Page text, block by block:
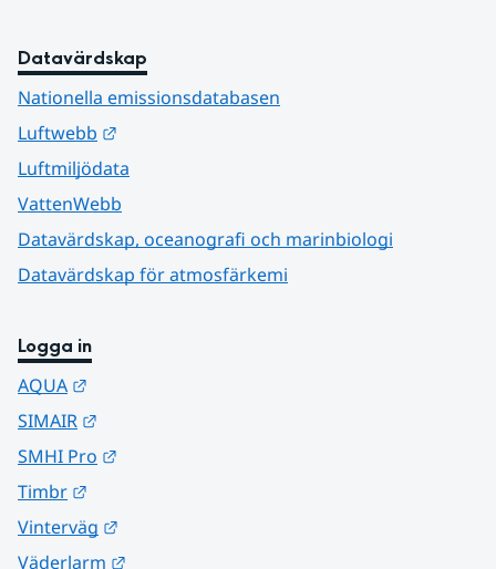
Datavärdskap
Nationella emissionsdatabasen
Luftwebb
Luftmiljödata
VattenWebb
Datavärdskap, oceanografi och marinbiologi
Datavärdskap för atmosfärkemi
Logga in
AQUA
SIMAIR
SMHI Pro
Timbr
Vinterväg
Väderlarm